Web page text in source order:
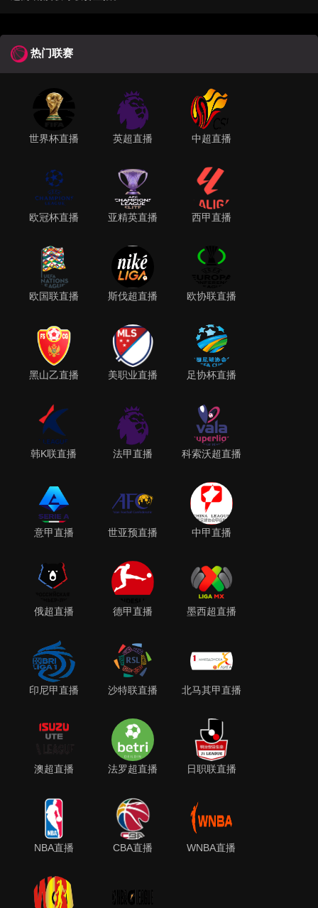
热门联赛
世界杯直播 英超直播 中超直播
欧冠杯直播 亚精英直播 西甲直播
欧国联直播 斯伐超直播 欧协联直播
黑山乙直播 美职业直播 足协杯直播
韩K联直播 法甲直播 科索沃超直播
意甲直播 世亚预直播 中甲直播
俄超直播 德甲直播 墨西超直播
印尼甲直播 沙特联直播 北马其甲直播
澳超直播 法罗超直播 日职联直播
NBA直播 CBA直播 WNBA直播